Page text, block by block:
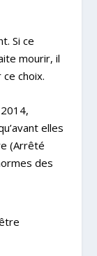
Si ce
mourir, il
choix.
elles
(Arrêté
des